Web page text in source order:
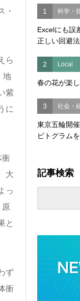
・
ら
地
紫
に
衝
大
っ
原
と
ず
衝
1 科学・
Excelにも誤
正しい回避法
2 Local
春の花が楽
3 社会・
東京五輪開
ピトグラム
記事検索